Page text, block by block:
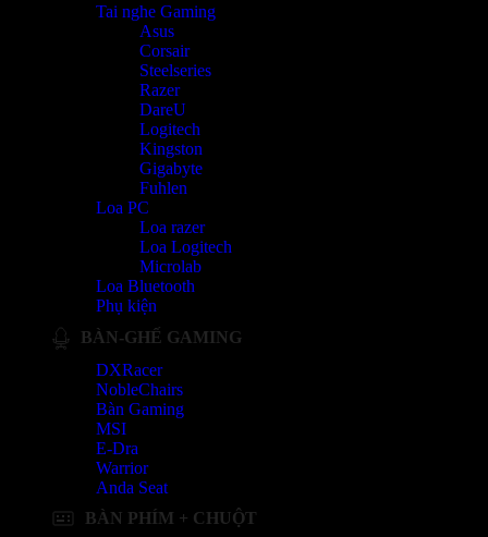
Tai nghe Gaming
Asus
Corsair
Steelseries
Razer
DareU
Logitech
Kingston
Gigabyte
Fuhlen
Loa PC
Loa razer
Loa Logitech
Microlab
Loa Bluetooth
Phụ kiện
BÀN-GHẾ GAMING
DXRacer
NobleChairs
Bàn Gaming
MSI
E-Dra
Warrior
Anda Seat
BÀN PHÍM + CHUỘT